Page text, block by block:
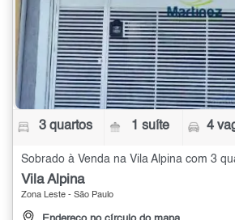
3 quartos 1 suíte 4
Sobrado à Venda na Vila Alpina com 3
Vila Alpina
Zona Leste - São Paulo